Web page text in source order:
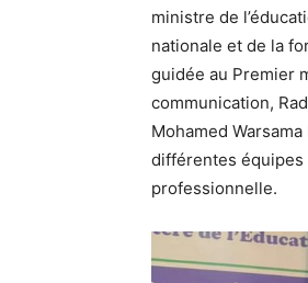
ministre de
nationale et de la
guidée au Premier
communication,
Mohamed
différentes
professionnelle.